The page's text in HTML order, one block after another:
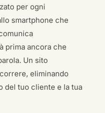
per ogni
smartphone che
prima ancora che
Un sito
eliminando
del tuo cliente e la tua